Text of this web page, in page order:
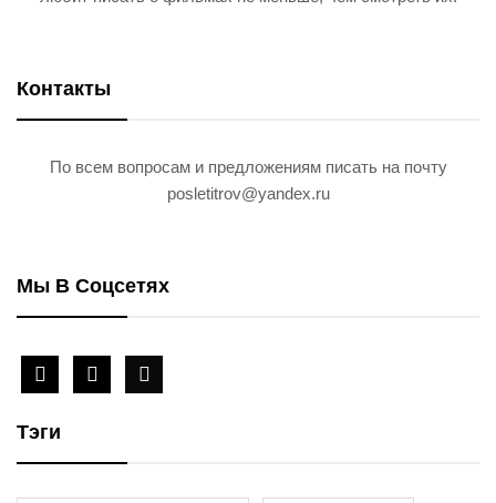
Контакты
По всем вопросам и предложениям писать на почту
posletitrov@yandex.ru
Мы В Соцсетях
vkontaktetelegram
zen-
Тэги